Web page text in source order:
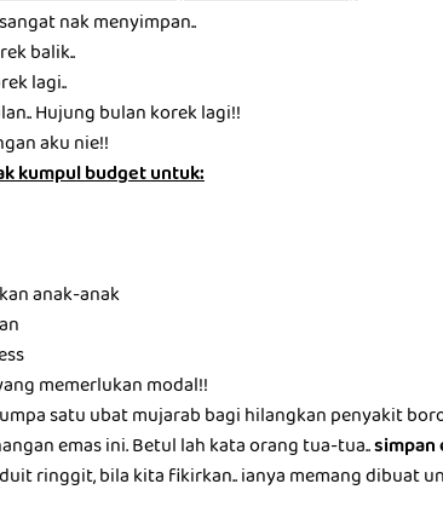
nak menyimpan..
balik..
lagi..
Hujung bulan korek lagi!!
aku nie!!
kumpul budget untuk:
anak-anak
memerlukan modal!!
satu ubat mujarab bagi hilangkan penyakit
emas ini. Betul lah kata orang tua-tua..simpan
ringgit, bila kita fikirkan.. ianya memang dibuat